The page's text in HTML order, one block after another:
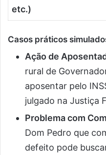
etc.)
Casos práticos
Ação de
rural de
aposentar pelo
julgado na Justiça
Problema com
Dom Pedro que
defeito pode